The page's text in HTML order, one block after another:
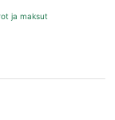
ja maksut